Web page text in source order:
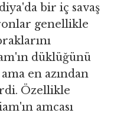
bir iç savaş
genellikle
düklüğünü
en azından
Özellikle
amcası